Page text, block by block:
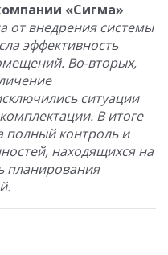
«Сигма»
от внедрения системы
эффективность
Во-вторых,
ситуации
В итоге
контроль и
находящихся на
планирования